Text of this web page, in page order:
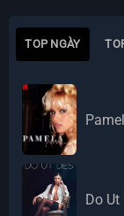
TOP NGÀY
Do Ut